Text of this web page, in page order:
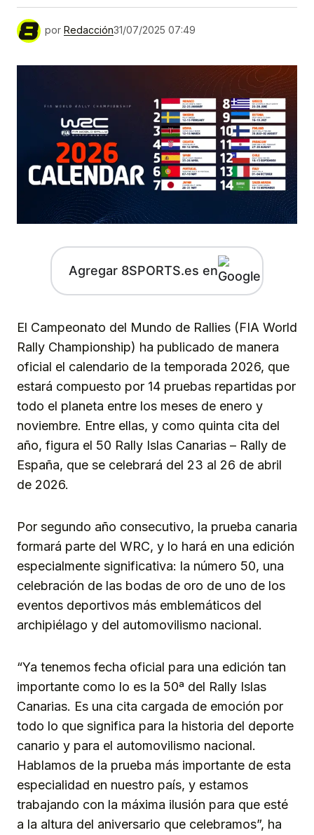
por Redacción31/07/2025 07:49
Agregar 8SPORTS.es en
El Campeonato del Mundo de Rallies (FIA World
Rally Championship) ha publicado de manera
oficial el calendario de la temporada 2026, que
estará compuesto por 14 pruebas repartidas por
todo el planeta entre los meses de enero y
noviembre. Entre ellas, y como quinta cita del
año, figura el 50 Rally Islas Canarias – Rally de
España, que se celebrará del 23 al 26 de abril
de 2026.
Por segundo año consecutivo, la prueba canaria
formará parte del WRC, y lo hará en una edición
especialmente significativa: la número 50, una
celebración de las bodas de oro de uno de los
eventos deportivos más emblemáticos del
archipiélago y del automovilismo nacional.
“Ya tenemos fecha oficial para una edición tan
importante como lo es la 50ª del Rally Islas
Canarias. Es una cita cargada de emoción por
todo lo que significa para la historia del deporte
canario y para el automovilismo nacional.
Hablamos de la prueba más importante de esta
especialidad en nuestro país, y estamos
trabajando con la máxima ilusión para que esté
a la altura del aniversario que celebramos”, ha